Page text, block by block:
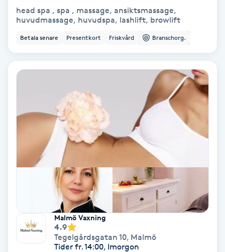
Vaccination
Vampyrbehandling
Vaxning brasiliansk
Veterinär
Vibrationsmassage
Vinyasa Yoga
Volymfransar
Vårtor
head spa , spa , massage, ansiktsmassage,
huvudmassage, huvudspa, lashlift, browlift
Betala senare Presentkort Friskvård Branschorg.
Malmö Vaxning
4.9
Tegelgårdsgatan 10, Malmö
Tider fr. 14:00, Imorgon